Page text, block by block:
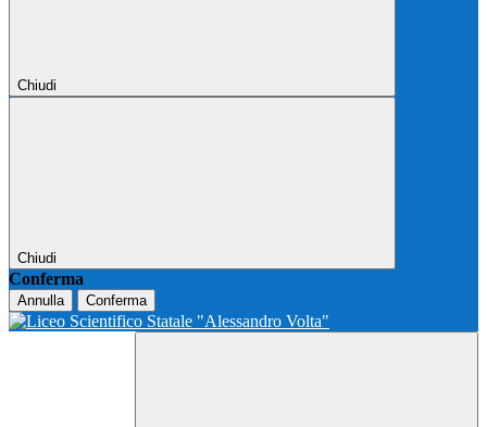
Chiudi
Chiudi
Conferma
Annulla Conferma